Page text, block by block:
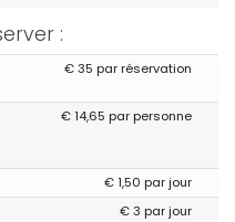
:
€ 35 par réservation
€ 14,65 par personne
€ 1,50 par jour
€ 3 par jour